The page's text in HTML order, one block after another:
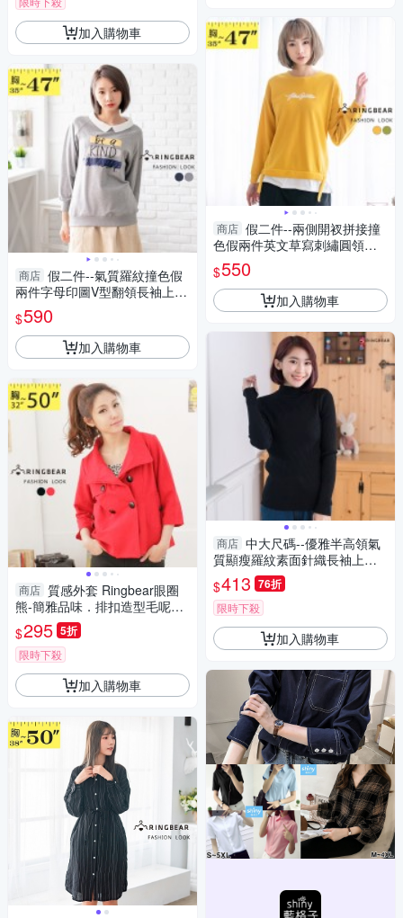
加入購物車
商店 假二件--氣質羅紋撞色假
兩件字母印圖V型翻領長袖上衣
(淺灰.深灰L-3L)-X422眼圈熊中
大尺碼
$590
加入購物車
商店 質感外套 Ringbear眼圈
熊-簡雅品味．排扣造型毛呢短
版外套J161(黑、紅S-2L)
$295 5折
限時下殺
加入購物車
商店 假二件--兩側開衩拼接撞
色假兩件英文草寫刺繡圓領長
袖上衣(綠.黃L-3L)-X443眼圈熊
中大尺碼
$550
加入購物車
商店 中大尺碼--優雅半高領氣
質顯瘦羅紋素面針織長袖上衣
(白.黑.紅XL-2L)-X306眼圈熊中
大尺碼
$413 76折
限時下殺
加入購物車